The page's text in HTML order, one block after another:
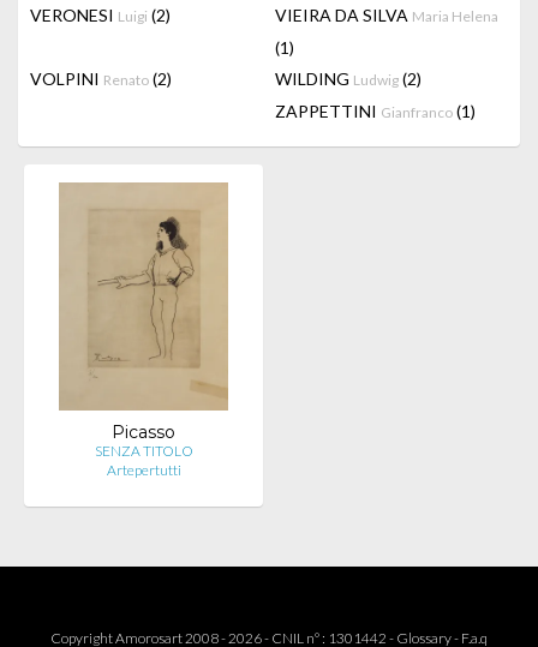
VERONESI Luigi (2) VIEIRA DA SILVA Maria Helena
(1)
VOLPINI Renato (2) WILDING Ludwig (2)
ZAPPETTINI Gianfranco (1)
Picasso
SENZA TITOLO
Artepertutti
Copyright Amorosart 2008 - 2026 - CNIL n° : 1301442 - Glossary- F.a.q